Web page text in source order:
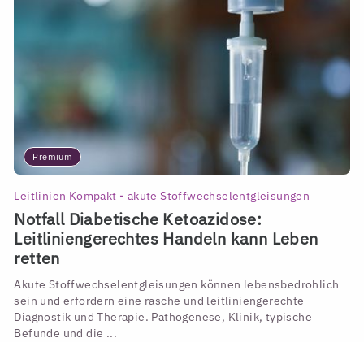
Premium
Leitlinien Kompakt - akute Stoffwechselentgleisungen
Notfall Diabetische Ketoazidose:
Leitliniengerechtes Handeln kann Leben
retten
Akute Stoffwechselentgleisungen können lebensbedrohlich
sein und erfordern eine rasche und leitliniengerechte
Diagnostik und Therapie. Pathogenese, Klinik, typische
Befunde und die ...